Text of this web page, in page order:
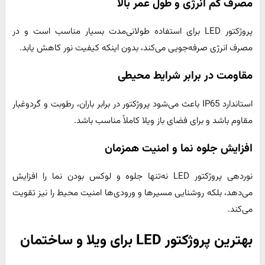
مصرف کم انرژی و طول عمر بالا
پروژکتور LED برای استفاده طولانی‌مدت بسیار مناسب است و در
مصرف انرژی صرفه‌جویی می‌کند، بدون اینکه کیفیت نور کاهش یابد.
مقاومت در برابر شرایط محیطی
استاندارد IP65 باعث می‌شود پروژکتور در برابر باران، رطوبت و گردوغبار
مقاوم باشد و برای فضای باز ویلا کاملاً مناسب باشد.
افزایش جلوه نما و امنیت همزمان
نوردهی پروژکتور LED نه‌تنها جلوه و لوکس بودن نما را افزایش
می‌دهد، بلکه روشنایی مسیرها و ورودی‌ها امنیت محیط را نیز تقویت
می‌کند.
بهترین پروژکتور LED برای ویلا و ساختمان